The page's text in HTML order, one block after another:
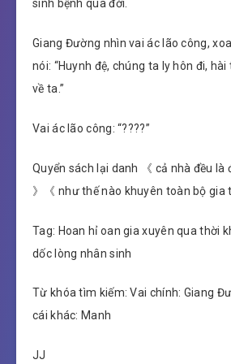
sinh bệnh qua đời.
Giang Đường nhìn vai ác lão công,
nói: “Huynh đệ, chúng ta ly hôn đi,
về ta.”
Vai ác lão công: “????”
Quyển sách lại danh 《 cả nhà đều là
》《 như thế nào khuyên toàn bộ gia
Tag: Hoan hỉ oan gia xuyên qua thời
dốc lòng nhân sinh
Từ khóa tìm kiếm: Vai chính: Giang
cái khác: Manh
JJ